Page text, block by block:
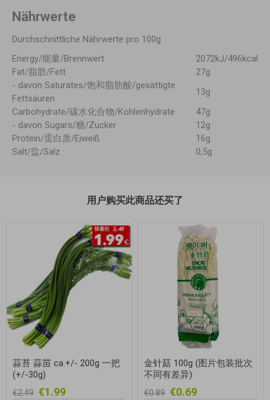
Nährwerte
Durchschnittliche Nährwerte pro 100g
Energy/能量/Brennwert
2072kJ/496kcal
Fat/脂肪/Fett
27g
- davon Saturates/饱和脂肪酸/gesättigte
Fettsäuren
13g
Carbohydrate/碳水化合物/Kohlenhydrate
47g
- davon Sugars/糖/Zucker
12g
Protein/蛋白质/Eiweiß
16g
Salt/盐/Salz
0,5g
用户购买此商品还买了
蒜苔 蒜苗 ca.+/- 200g 一把
(+/-30g)
€2.49 €1.99
金针菇 100g (图片包装批次
不同有差异)
€0.89 €0.69